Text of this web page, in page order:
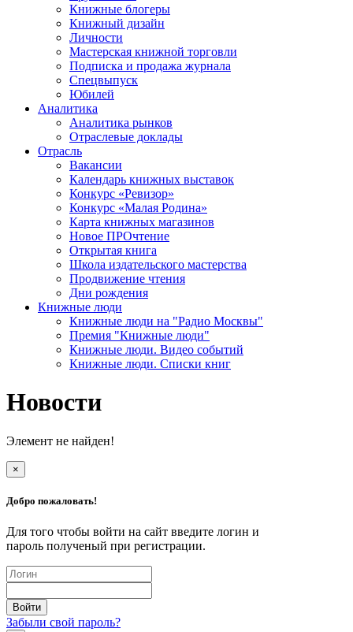
Книжные блогеры
Книжный дизайн
Личности
Мастерская книжной торговли
Подписка и продажа журнала
Спецвыпуск
Юбилей
Аналитика
Аналитика рынков
Отраслевые доклады
Отрасль
Вакансии
Календарь книжных выставок
Конкурс «Ревизор»
Конкурс «Малая Родина»
Карта книжных магазинов
Новое ПРОчтение
Открытая книга
Школа издательского мастерства
Продвижение чтения
Дни рождения
Книжные люди
Книжные люди на "Радио Москвы"
Премия "Книжные люди"
Книжные люди. Видео событий
Книжные люди. Списки книг
Новости
Элемент не найден!
×
Добро пожаловать!
Для того чтобы войти на сайт введите логин и
пароль полученый при регистрации.
Забыли свой пароль?